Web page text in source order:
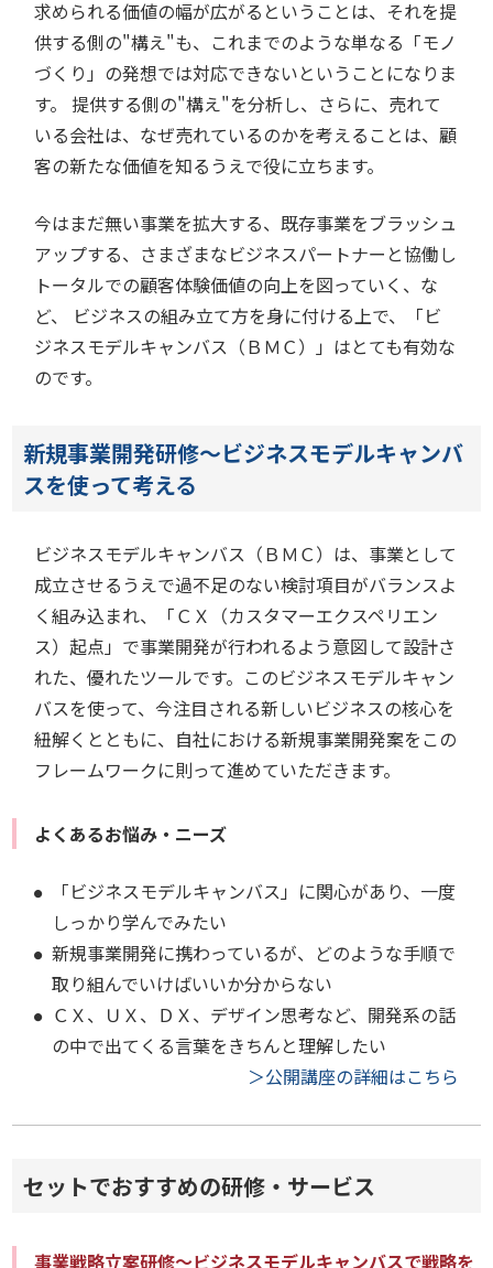
求められる価値の幅が広がるということは、それを提
供する側の"構え"も、これまでのような単なる「モノ
づくり」の発想では対応できないということになりま
す。 提供する側の"構え"を分析し、さらに、売れて
いる会社は、なぜ売れているのかを考えることは、顧
客の新たな価値を知るうえで役に立ちます。
今はまだ無い事業を拡大する、既存事業をブラッシュ
アップする、さまざまなビジネスパートナーと協働し
トータルでの顧客体験価値の向上を図っていく、な
ど、 ビジネスの組み立て方を身に付ける上で、「ビ
ジネスモデルキャンバス（ＢＭＣ）」はとても有効な
のです。
新規事業開発研修～ビジネスモデルキャンバ
スを使って考える
ビジネスモデルキャンバス（ＢＭＣ）は、事業として
成立させるうえで過不足のない検討項目がバランスよ
く組み込まれ、「ＣＸ（カスタマーエクスペリエン
ス）起点」で事業開発が行われるよう意図して設計さ
れた、優れたツールです。このビジネスモデルキャン
バスを使って、今注目される新しいビジネスの核心を
紐解くとともに、自社における新規事業開発案をこの
フレームワークに則って進めていただきます。
よくあるお悩み・ニーズ
「ビジネスモデルキャンバス」に関心があり、一度
しっかり学んでみたい
新規事業開発に携わっているが、どのような手順で
取り組んでいけばいいか分からない
ＣＸ、ＵＸ、ＤＸ、デザイン思考など、開発系の話
の中で出てくる言葉をきちんと理解したい
＞公開講座の詳細はこちら
セットでおすすめの研修・サービス
事業戦略立案研修～ビジネスモデルキャンバスで戦略を